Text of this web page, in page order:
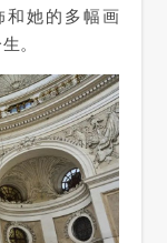
和她的多幅画
。